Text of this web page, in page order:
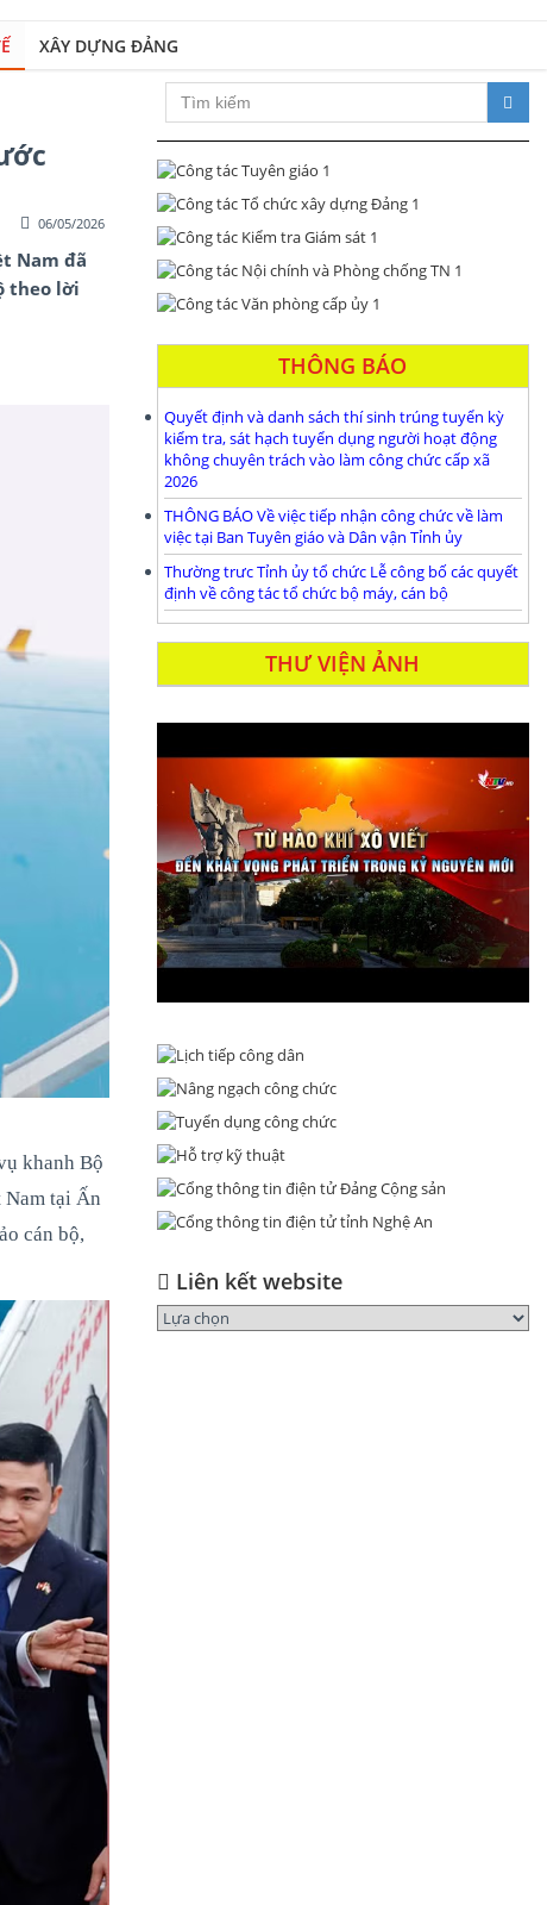
XÂY DỰNG ĐẢNG
Xây dựng Đảng bộ và hệ thống chính trị trong sạch, vững mạnh; đổi
06/05/2026
Nam đã
theo lời
khanh Bộ
tại Ấn
cán bộ,
THÔNG BÁO
Quyết định và danh sách thí sinh trúng tuyển kỳ
kiểm tra, sát hạch tuyển dụng người hoạt động
không chuyên trách vào làm công chức cấp xã
2026
THÔNG BÁO Về việc tiếp nhận công chức về làm
việc tại Ban Tuyên giáo và Dân vận Tỉnh ủy
Thường trưc Tỉnh ủy tổ chức Lễ công bố các quyết
định về công tác tổ chức bộ máy, cán bộ
THƯ VIỆN ẢNH
Liên kết website